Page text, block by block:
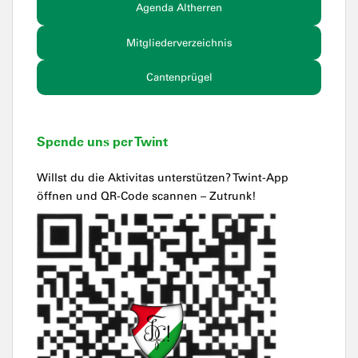
Agenda Altherren
Mitgliederverzeichnis
Cantenprügel
Spende uns per Twint
Willst du die Aktivitas unterstützen? Twint-App
öffnen und QR-Code scannen – Zutrunk!